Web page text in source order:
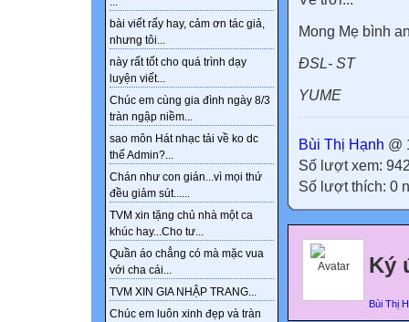
bài viết rấy hay, cảm ơn tác giả,
nhưng tôi...
này rất tốt cho quá trình dạy
luyện viết...
Chúc em cùng gia đình ngày 8/3
tràn ngập niềm...
sao môn Hát nhạc tải về ko dc
thế Admin?...
Chán như con gián...vì mọi thứ
đều giảm sút......
TVM xin tặng chủ nhà một ca
khúc hay...Cho tư...
Quần áo chẳng có mà mặc vua
với cha cái...
TVM XIN GIA NHẬP TRANG...
Chúc em luôn xinh đẹp và tràn
Mong Mẹ bình
ĐSL- ST
YUME
Bùi Thị Hạnh @
Số lượt xem:
Số lượt thích: 0
Ký
Bùi Thị